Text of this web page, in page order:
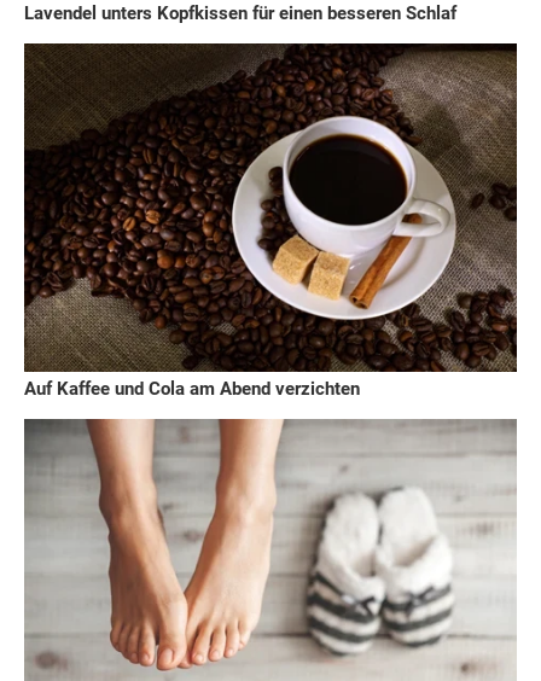
Lavendel unters Kopfkissen für einen besseren Schlaf
Auf Kaffee und Cola am Abend verzichten